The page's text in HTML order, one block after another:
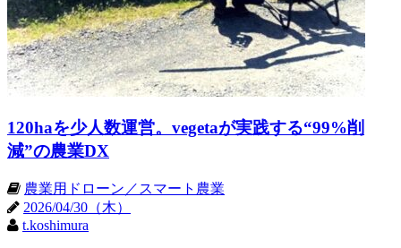
120haを少人数運営。vegetaが実践する“99%削
減”の農業DX
農業用ドローン／スマート農業
2026/04/30（木）
t.koshimura